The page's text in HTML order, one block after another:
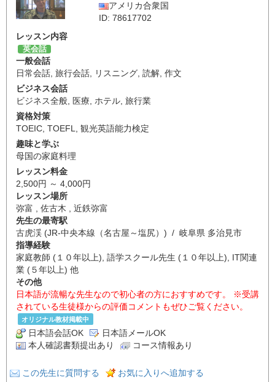
アメリカ合衆国
ID: 78617702
レッスン内容
英会話
一般会話
日常会話, 旅行会話, リスニング, 読解, 作文
ビジネス会話
ビジネス全般, 医療, ホテル, 旅行業
資格対策
TOEIC, TOEFL, 観光英語能力検定
趣味と学ぶ
母国の家庭料理
レッスン料金
2,500円 ～ 4,000円
レッスン場所
弥富 , 佐古木 , 近鉄弥富
先生の最寄駅
古虎渓 (JR-中央本線（名古屋～塩尻）) / 岐阜県 多治見市
指導経験
家庭教師 (１０年以上), 語学スクール先生 (１０年以上), IT関連
業 (５年以上) 他
その他
日本語が流暢な先生なので初心者の方におすすめです。 ※受講
されている生徒様からの評価コメントもぜひご覧ください。
オリジナル教材掲載中
日本語会話OK
日本語メールOK
本人確認書類提出あり
コース情報あり
この先生に質問する
お気に入りへ追加する